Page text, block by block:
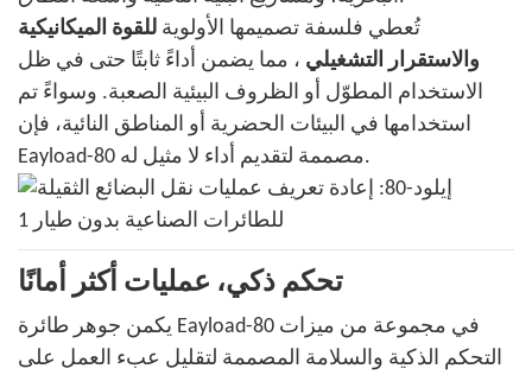
تُعطي فلسفة تصميمها الأولوية للقوة الميكانيكية
والاستقرار التشغيلي ، مما يضمن أداءً ثابتًا حتى في ظل
الاستخدام المطوّل أو الظروف البيئية الصعبة. وسواءً تم
استخدامها في البيئات الحضرية أو المناطق النائية، فإن
Eayload-80 مصممة لتقديم أداء لا مثيل له.
تحكم ذكي، عمليات أكثر أمانًا
يكمن جوهر طائرة Eayload-80 في مجموعة من ميزات
التحكم الذكية والسلامة المصممة لتقليل عبء العمل على